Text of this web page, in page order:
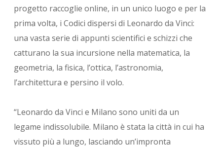
progetto raccoglie online, in un unico luogo e per la
prima volta, i Codici dispersi di Leonardo da Vinci:
una vasta serie di appunti scientifici e schizzi che
catturano la sua incursione nella matematica, la
geometria, la fisica, l’ottica, l’astronomia,
l’architettura e persino il volo.
“Leonardo da Vinci e Milano sono uniti da un
legame indissolubile. Milano è stata la città in cui ha
vissuto più a lungo, lasciando un’impronta